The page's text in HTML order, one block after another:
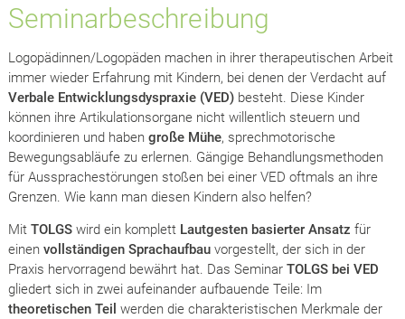
Seminarbeschreibung
Logopädinnen/Logopäden machen in ihrer therapeutischen Arbeit
immer wieder Erfahrung mit Kindern, bei denen der Verdacht auf
Verbale Entwicklungsdyspraxie (VED)besteht. Diese Kinder
können ihre Artikulationsorgane nicht willentlich steuern und
koordinieren und haben große Mühe, sprechmotorische
Bewegungsabläufe zu erlernen. Gängige Behandlungsmethoden
für Aussprachestörungen stoßen bei einer VED oftmals an ihre
Grenzen. Wie kann man diesen Kindern also helfen?
Mit TOLGSwird ein komplett Lautgesten basierter Ansatz für
einen vollständigen Sprachaufbauvorgestellt, der sich in der
Praxis hervorragend bewährt hat. Das Seminar TOLGS bei VED
gliedert sich in zwei aufeinander aufbauende Teile: Im
theoretischen Teil werden die charakteristischen Merkmale der